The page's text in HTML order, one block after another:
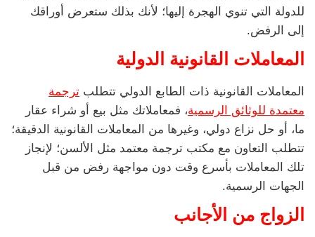
للدولة التي تنوي الهجرة إليها؛ لأنك بذلك ستعرض أوراقك
إلى الرفض.
المعاملات القانونية الدولية
المعاملات القانونية ذات الطابع الدولي تتطلب ترجمة
معتمدة للوثائق الرسمية، فمعاملاتك مثل بيع أو شراء عقار
ما، أو حل نزاع دولي، وغيرها من المعاملات القانونية الدقيقة؛
تتطلب التعاون مع مكتب ترجمة معتمد مثل الألسن؛ لإنجاز
تلك المعاملات بأسرع وقت دون مواجهة رفض من قبل
الجهات الرسمية.
الزواج من الأجانب